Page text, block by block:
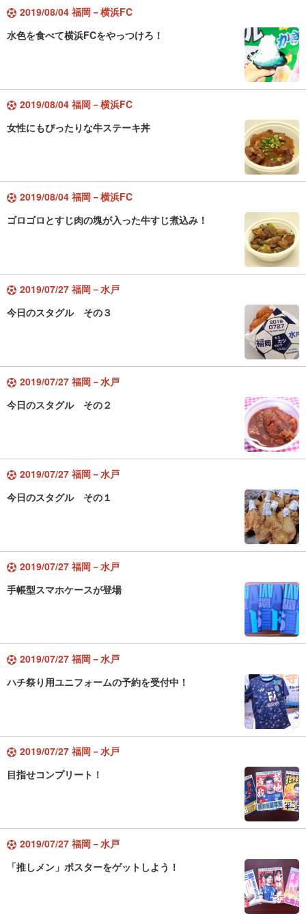
2019/08/04 福岡－横浜FC
水色を食べて横浜FCをやっつけろ！
2019/08/04 福岡－横浜FC
女性にもぴったりな牛ステーキ丼
2019/08/04 福岡－横浜FC
ゴロゴロとすじ肉の塊が入った牛すじ煮込み！
2019/07/27 福岡－水戸
今日のスタグル その３
2019/07/27 福岡－水戸
今日のスタグル その２
2019/07/27 福岡－水戸
今日のスタグル その１
2019/07/27 福岡－水戸
手帳型スマホケースが登場
2019/07/27 福岡－水戸
ハチ祭り用ユニフォームの予約を受付中！
2019/07/27 福岡－水戸
目指せコンプリート！
2019/07/27 福岡－水戸
「推しメン」ポスターをゲットしよう！